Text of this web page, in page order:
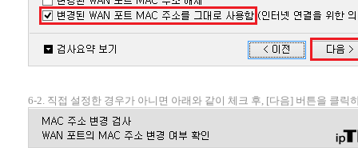
6-2. 직접 설정한 경우가 아니면 아래와 같이 체크 후, [다음] 버튼을 클릭